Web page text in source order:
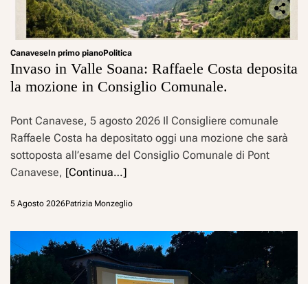
CanaveseIn primo pianoPolitica
Invaso in Valle Soana: Raffaele Costa deposita
la mozione in Consiglio Comunale.
Pont Canavese, 5 agosto 2026 Il Consigliere comunale
Raffaele Costa ha depositato oggi una mozione che sarà
sottoposta all’esame del Consiglio Comunale di Pont
Canavese, [Continua…]
5 Agosto 2026Patrizia Monzeglio